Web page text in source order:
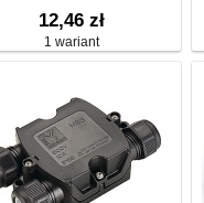
12,46 zł
1 wariant